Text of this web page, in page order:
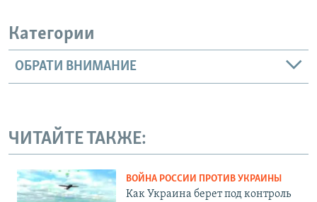
Категории
ОБРАТИ ВНИМАНИЕ
ЧИТАЙТЕ ТАКЖЕ:
ВОЙНА РОССИИ ПРОТИВ УКРАИНЫ
Как Украина берет под контроль